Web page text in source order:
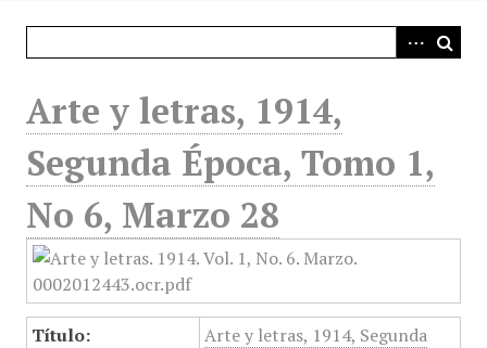
Arte y letras, 1914,
Segunda Época, Tomo 1,
No 6, Marzo 28
Título:
Arte y letras, 1914, Segunda